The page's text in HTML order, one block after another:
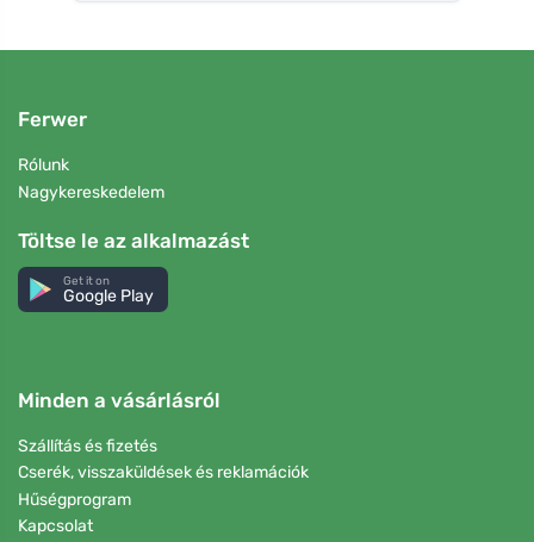
Ferwer
Rólunk
Nagykereskedelem
Töltse le az alkalmazást
Get it on
Google Play
Minden a vásárlásról
Szállítás és fizetés
Cserék, visszaküldések és reklamációk
Hűségprogram
Kapcsolat